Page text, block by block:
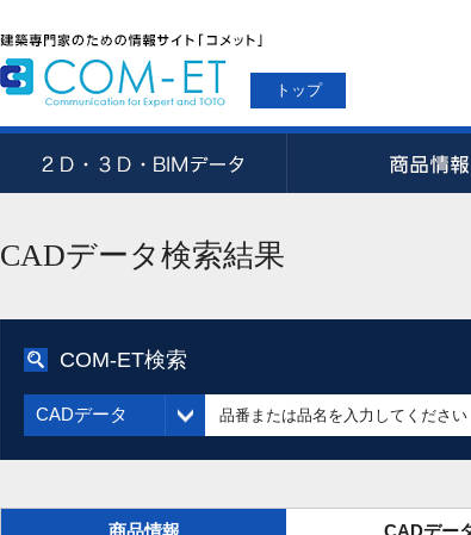
トップ
CADデータ検索結果
COM-ET検索
CADデータ
商品情報 CADデー